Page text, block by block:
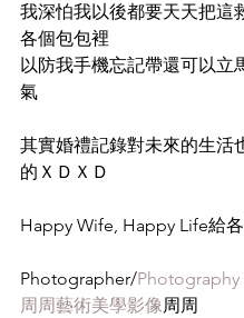
我深怕我以後都要天天把這
各個包包裡
以防我手機忘記帶還可以立
氣
其實婚禮記錄對未來的生活
的ＸＤＸＤ
Happy Wife, Happy Life給
Photographer/
周周藝術美學影像周周